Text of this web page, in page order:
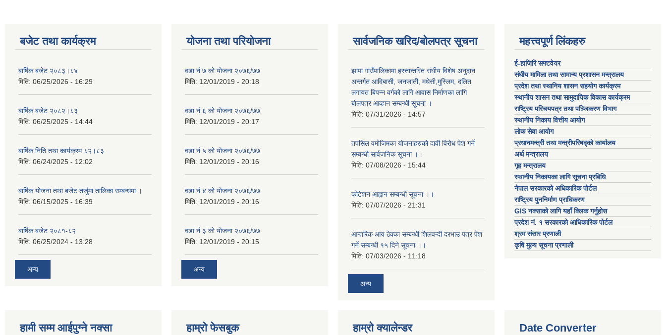
बजेट तथा कार्यक्रम
बार्षिक बजेट २०८३।८४
मिति: 06/25/2026 - 16:29
बार्षिक बजेट २०८२।८३
मिति: 06/25/2025 - 14:44
बार्षिक निति तथा कार्यक्रम ८२।८३
मिति: 06/24/2025 - 12:02
बार्षिक योजना तथा बजेट तर्जुमा तालिका सम्बन्धमा ।
मिति: 06/15/2025 - 16:39
बार्षिक बजेट २०८१-८२
मिति: 06/25/2024 - 13:28
अन्य
योजना तथा परियोजना
वडा नं ७ को योजना २०७६/७७
मिति: 12/01/2019 - 20:18
वडा नं ६ को योजना २०७६/७७
मिति: 12/01/2019 - 20:17
वडा नं ५ को योजना २०७६/७७
मिति: 12/01/2019 - 20:16
वडा नं ४ को योजना २०७६/७७
मिति: 12/01/2019 - 20:16
वडा नं ३ को योजना २०७६/७७
मिति: 12/01/2019 - 20:15
अन्य
सार्वजनिक खरिद/बोलपत्र सूचना
झापा गाउँपालिकामा हस्तान्तरित संघीय विशेष अनुदान
अन्तर्गत आदिबासी, जनजाती, मधेसी,मुस्लिम, दलित
लगायत बिपन्न वर्गको लागि आवास निर्माणका लागि
बोलपत्र आव्हान सम्बन्धी सूचना ।
मिति: 07/31/2026 - 14:57
तपसिल वमोजिमका योजनाहरुको दावी विरोध पेश गर्ने
सम्बन्धी सार्वजनिक सूचना ।।
मिति: 07/08/2026 - 15:44
कोटेशन आह्वान सम्बन्धी सूचना ।।
मिति: 07/07/2026 - 21:31
आन्तरिक आय ठेक्का सम्बन्धी शिलवन्दी दरभाउ पत्र पेश
गर्ने सम्बन्धी १५ दिने सूचना ।।
मिति: 07/03/2026 - 11:18
अन्य
महत्त्वपूर्ण लिंकहरु
ई-हाजिरि सफ्टवेयर
संघीय मामिला तथा सामान्य प्रशासन मन्त्रालय
प्रदेश तथा स्थानिय शासन सहयोग कार्यक्रम
स्थानीय शासन तथा सामुदायिक विकास कार्यक्रम
राष्ट्रिय परिचयपत्र तथा पञ्जिकरण विभाग
स्थानीय निकाय वित्तीय आयोग
लोक सेवा आयोग
प्रधानमन्त्री तथा मन्त्रीपरिषद्को कार्यालय
अर्थ मन्त्रालय
गृह मन्त्रालय
स्थानीय निकायका लागि सूचना प्रबिधि
नेपाल सरकारको अधिकारिक पोर्टल
राष्ट्रिय पुननिर्माण प्राधिकरण
GIS नक्साको लागि यहाँ क्लिक गर्नुहोस
प्रदेश नं. १ सरकारको आधिकारिक पोर्टल
श्रम संसार प्रणाली
कृषि मुल्य सूचना प्रणाली
हामी सम्म आईपुग्ने नक्सा हाम्रो फेसबुक हाम्रो क्यालेन्डर Date Converter